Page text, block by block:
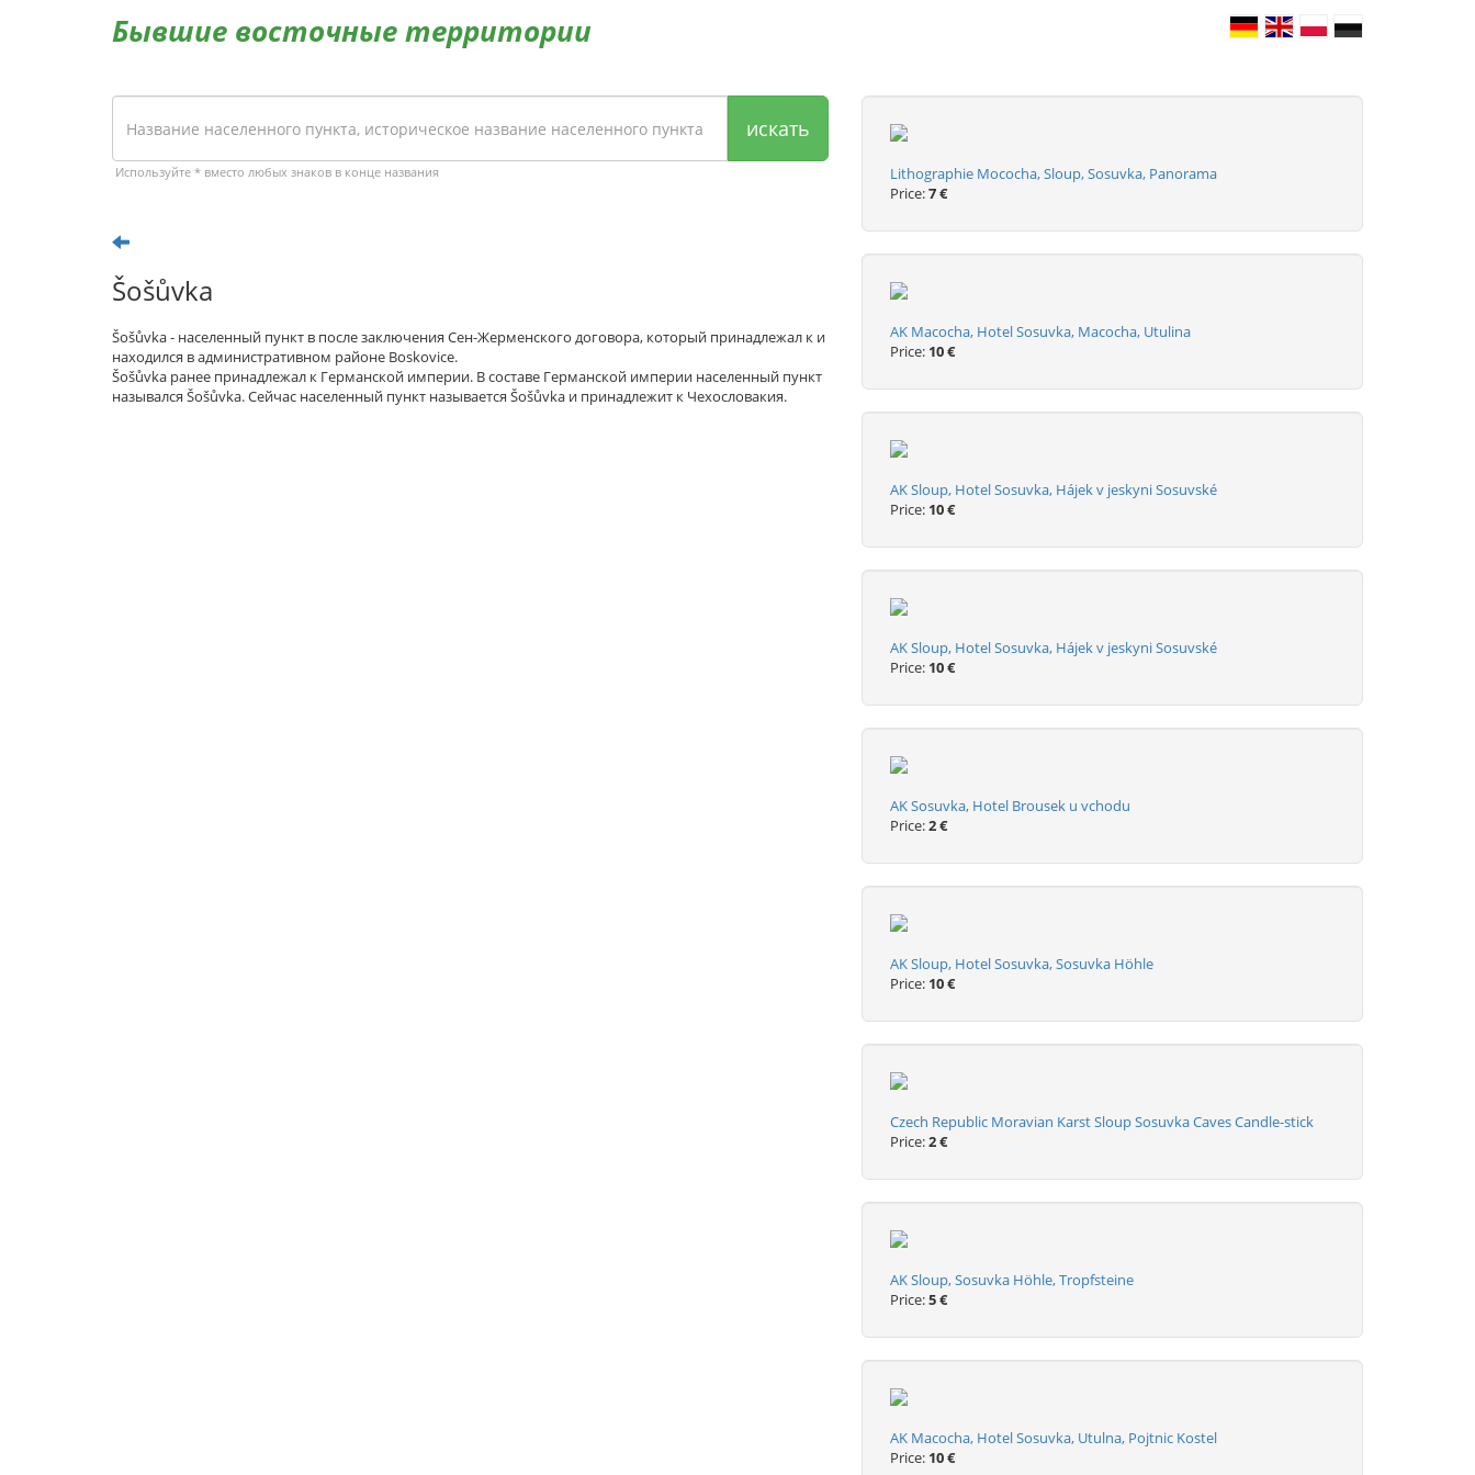
Бывшие восточные территории
искать
Используйте * вместо любых знаков в конце названия
Šošůvka
Šošůvka - населенный пункт в после заключения Сен-Жерменского договора, который принадлежал к и
находился в административном районе Boskovice.
Šošůvka ранее принадлежал к Германской империи. В составе Германской империи населенный пункт
назывался Šošůvka. Сейчас населенный пункт называется Šošůvka и принадлежит к Чехословакия.
Lithographie Mococha, Sloup, Sosuvka, Panorama
Price:7 €
AK Macocha, Hotel Sosuvka, Macocha, Utulina
Price: 10 €
AK Sloup, Hotel Sosuvka, Hájek v jeskyni Sosuvské
Price: 10 €
AK Sloup, Hotel Sosuvka, Hájek v jeskyni Sosuvské
Price: 10 €
AK Sosuvka, Hotel Brousek u vchodu
Price:2 €
AK Sloup, Hotel Sosuvka, Sosuvka Höhle
Price: 10 €
Czech Republic Moravian Karst Sloup Sosuvka Caves Candle-stick
Price:2 €
AK Sloup, Sosuvka Höhle, Tropfsteine
Price:5 €
AK Macocha, Hotel Sosuvka, Utulna, Pojtnic Kostel
Price: 10 €